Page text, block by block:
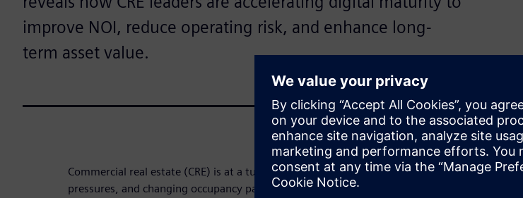
improve NOI, reduce operating risk, and enhance long-
term asset value.
Commercial real estate (CRE) is at a turning point: Rising costs, sustainability
pressures, and changing occupancy patterns are challenging traditional